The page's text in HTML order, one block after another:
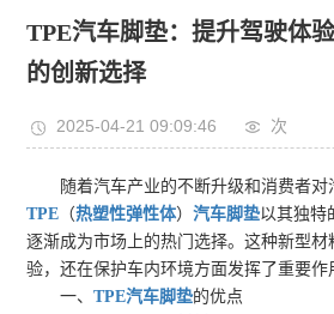
TPE汽车脚垫：提升驾驶体
的创新选择
2025-04-21 09:09:46 次
随着汽车产业的不断升级和消费者对
TPE （热塑性弹性体）汽车脚垫以其独特
逐渐成为市场上的热门选择。这种新型
验，还在保护车内环境方面发挥了重要作
一、TPE汽车脚垫的优点